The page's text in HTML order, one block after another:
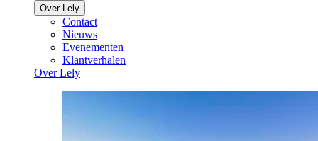
Over Lely
Contact
Nieuws
Evenementen
Klantverhalen
Over Lely